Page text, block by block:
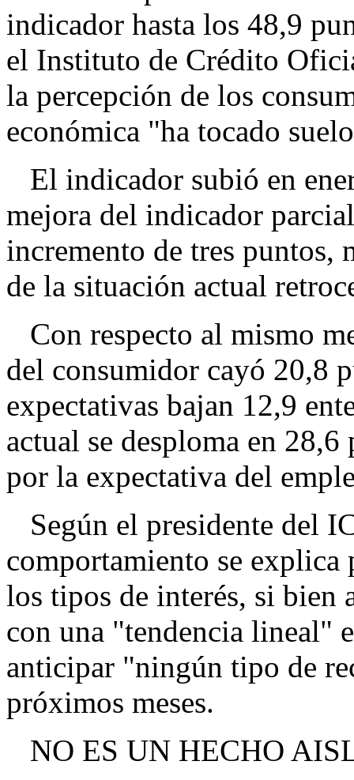
indicador hasta los 48,9
el Instituto de Crédito
la percepción de los
económica "ha tocado
El indicador subió en
mejora del indicador
incremento de tres puntos,
de la situación actual
Con respecto al mismo
del consumidor cayó 20,8
expectativas bajan 12,9
actual se desploma en 28,6
por la expectativa del
Según el presidente del
comportamiento se
los tipos de interés, si bien
con una "tendencia lineal"
anticipar "ningún tipo de
próximos meses.
NO ES UN HECHO